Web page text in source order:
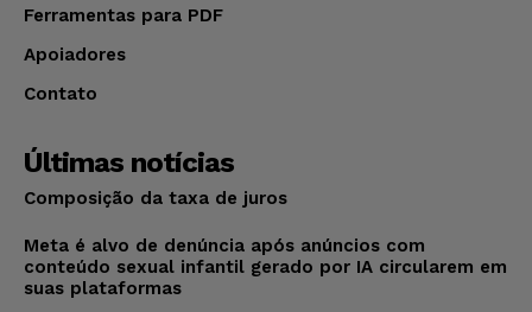
Ferramentas para PDF
Apoiadores
Contato
Últimas notícias
Composição da taxa de juros
Meta é alvo de denúncia após anúncios com
conteúdo sexual infantil gerado por IA circularem em
suas plataformas